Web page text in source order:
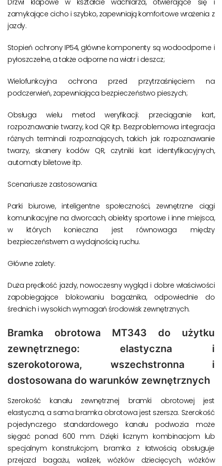
Drzwi klapowe w kształcie wachlarza, otwierające się i
zamykające cicho i szybko, zapewniają komfortowe wrażenia z
jazdy.
Stopień ochrony IP54, główne komponenty są wodoodporne i
pyłoszczelne, a także odporne na wiatr i deszcz;
Wielofunkcyjna ochrona przed przytrzaśnięciem na
podczerwień, zapewniająca bezpieczeństwo pieszych;
Obsługa wielu metod weryfikacji: przeciąganie kart,
rozpoznawanie twarzy, kod QR itp. Bezproblemowa integracja
różnych terminali rozpoznających, takich jak rozpoznawanie
twarzy, skanery kodów QR, czytniki kart identyfikacyjnych,
automaty biletowe itp.
Scenariusze zastosowania:
Parki biurowe, inteligentne społeczności, zewnętrzne ciągi
komunikacyjne na dworcach, obiekty sportowe i inne miejsca,
w których konieczna jest równowaga między
bezpieczeństwem a wydajnością ruchu.
Główne zalety:
Duża prędkość jazdy, nowoczesny wygląd i dobre właściwości
zapobiegające blokowaniu bagażnika, odpowiednie do
średnich i wysokich wymagań środowisk zewnętrznych.
Bramka obrotowa MT343 do użytku
zewnętrznego: elastyczna i
szerokotorowa, wszechstronna i
dostosowana do warunków zewnętrznych
Szerokość kanału zewnętrznej bramki obrotowej jest
elastyczna, a sama bramka obrotowa jest szersza. Szerokość
pojedynczego standardowego kanału podwozia może
sięgać ponad 600 mm. Dzięki licznym kombinacjom lub
specjalnym konstrukcjom, bramka z łatwością obsługuje
przejazd bagażu, walizek, wózków dziecięcych, wózków